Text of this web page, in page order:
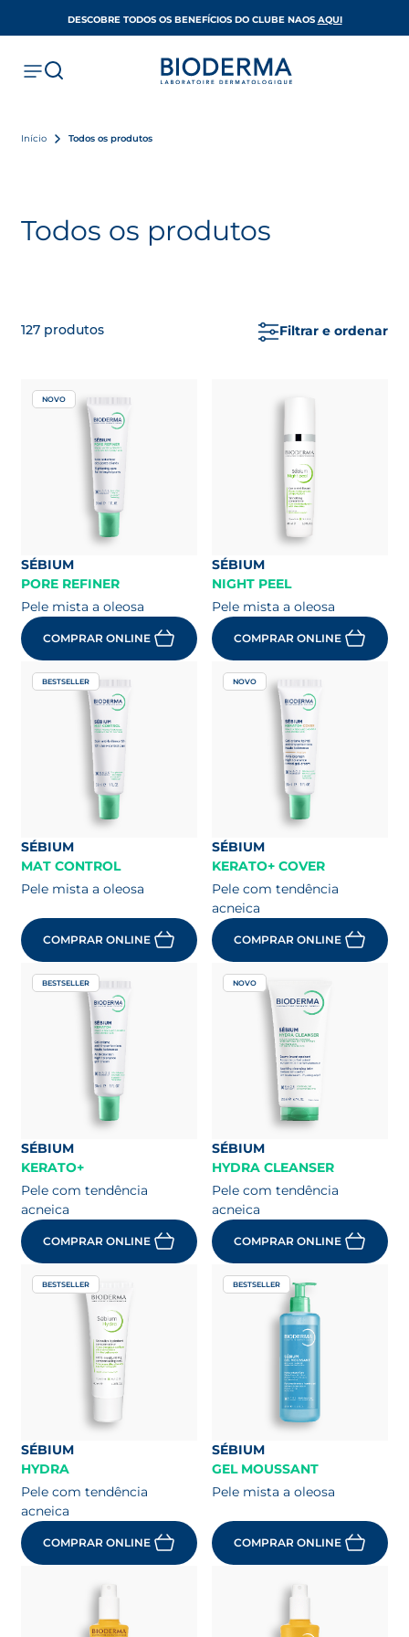
DESCOBRE TODOS OS BENEFÍCIOS DO CLUBE NAOS AQUIOPENS IN A
Início Todos os produtos
Todos os produtos
127 produtos Filtrar e ordenar
NOVO
SÉBIUM
PORE REFINER
Pele mista a oleosa
COMPRAR ONLINE
SÉBIUM
NIGHT PEEL
Pele mista a oleosa
COMPRAR ONLINE
BESTSELLER
SÉBIUM
MAT CONTROL
Pele mista a oleosa
COMPRAR ONLINE
NOVO
SÉBIUM
KERATO+ COVER
Pele com tendência
acneica
COMPRAR ONLINE
BESTSELLER
SÉBIUM
KERATO+
Pele com tendência
acneica
COMPRAR ONLINE
NOVO
SÉBIUM
HYDRA CLEANSER
Pele com tendência
acneica
COMPRAR ONLINE
BESTSELLER
SÉBIUM
HYDRA
Pele com tendência
acneica
COMPRAR ONLINE
BESTSELLER
SÉBIUM
GEL MOUSSANT
Pele mista a oleosa
COMPRAR ONLINE